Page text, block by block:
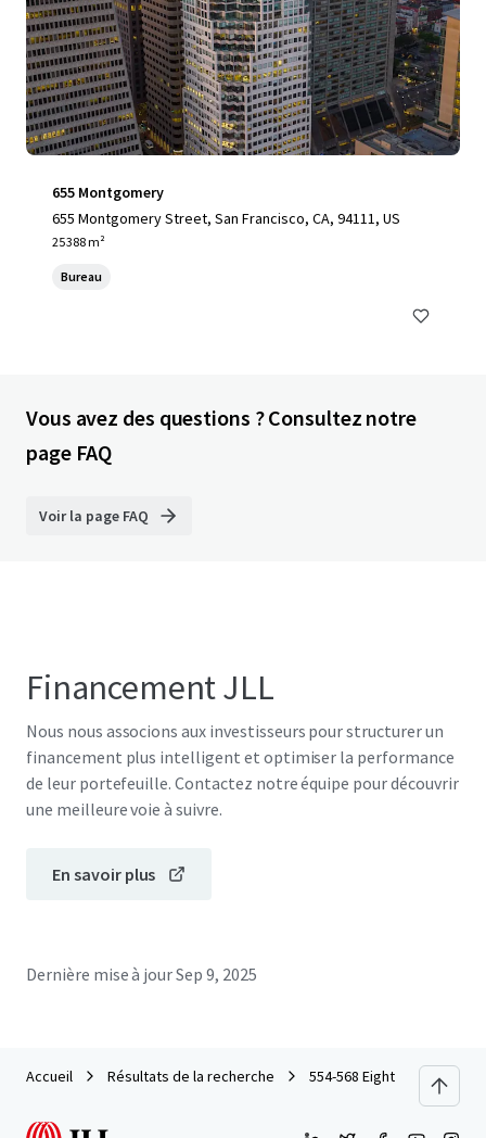
655 Montgomery
655 Montgomery Street, San Francisco, CA, 94111, US
25 388 m²
Bureau
Vous avez des questions ? Consultez notre
page FAQ
Voir la page FAQ
Financement JLL
Nous nous associons aux investisseurs pour structurer un
financement plus intelligent et optimiser la performance
de leur portefeuille. Contactez notre équipe pour découvrir
une meilleure voie à suivre.
En savoir plus
Dernière mise à jourSep 9, 2025
Accueil Résultats de la recherche 554-568 Eighth Avenue